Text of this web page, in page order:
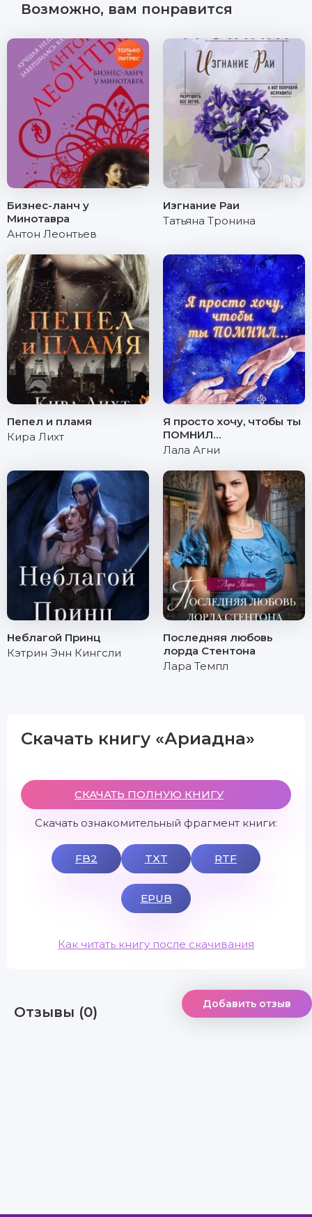
Возможно, вам понравится
Бизнес-ланч у
Минотавра
Антон Леонтьев
Изгнание Раи
Татьяна Тронина
Пепел и пламя
Кира Лихт
Я просто хочу, чтобы ты
ПОМНИЛ…
Лала Агни
Неблагой Принц
Кэтрин Энн Кингсли
Последняя любовь
лорда Стентона
Лара Темпл
Скачать книгу «Ариадна»
СКАЧАТЬ ПОЛНУЮ КНИГУ
Скачать ознакомительный фрагмент книги:
FB2 TXT RTF
EPUB
Как читать книгу после скачивания
Отзывы (0) Добавить отзыв